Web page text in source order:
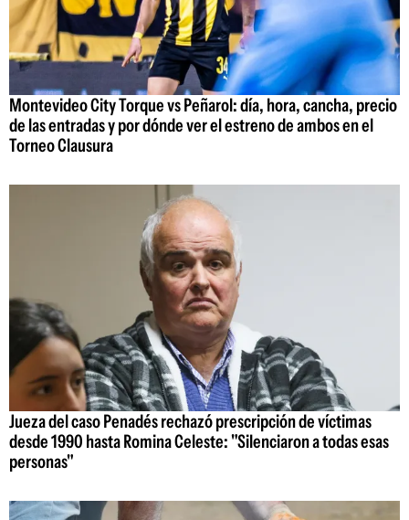
Montevideo City Torque vs Peñarol: día, hora, cancha, precio
de las entradas y por dónde ver el estreno de ambos en el
Torneo Clausura
Jueza del caso Penadés rechazó prescripción de víctimas
desde 1990 hasta Romina Celeste: "Silenciaron a todas esas
personas"